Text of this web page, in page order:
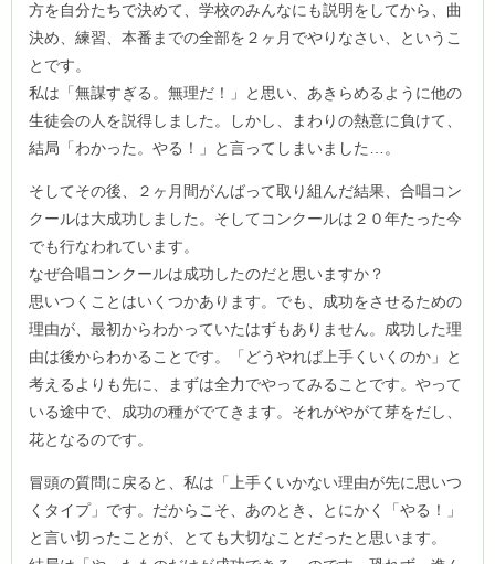
方を自分たちで決めて、学校のみんなにも説明をしてから、曲
決め、練習、本番までの全部を２ヶ月でやりなさい、というこ
とです。
私は「無謀すぎる。無理だ！」と思い、あきらめるように他の
生徒会の人を説得しました。しかし、まわりの熱意に負けて、
結局「わかった。やる！」と言ってしまいました…。
そしてその後、２ヶ月間がんばって取り組んだ結果、合唱コン
クールは大成功しました。そしてコンクールは２０年たった今
でも行なわれています。
なぜ合唱コンクールは成功したのだと思いますか？
思いつくことはいくつかあります。でも、成功をさせるための
理由が、最初からわかっていたはずもありません。成功した理
由は後からわかることです。「どうやれば上手くいくのか」と
考えるよりも先に、まずは全力でやってみることです。やって
いる途中で、成功の種がでてきます。それがやがて芽をだし、
花となるのです。
冒頭の質問に戻ると、私は「上手くいかない理由が先に思いつ
くタイプ」です。だからこそ、あのとき、とにかく「やる！」
と言い切ったことが、とても大切なことだったと思います。